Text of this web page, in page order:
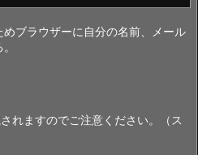
ブラウザーに自分の名前、メール
れますのでご注意ください。（ス